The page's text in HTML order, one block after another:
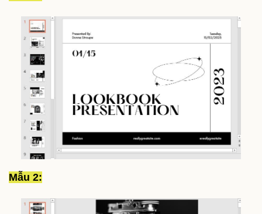
Mẫu 2: